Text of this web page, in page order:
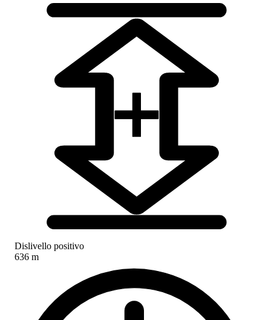
Dislivello positivo
636 m